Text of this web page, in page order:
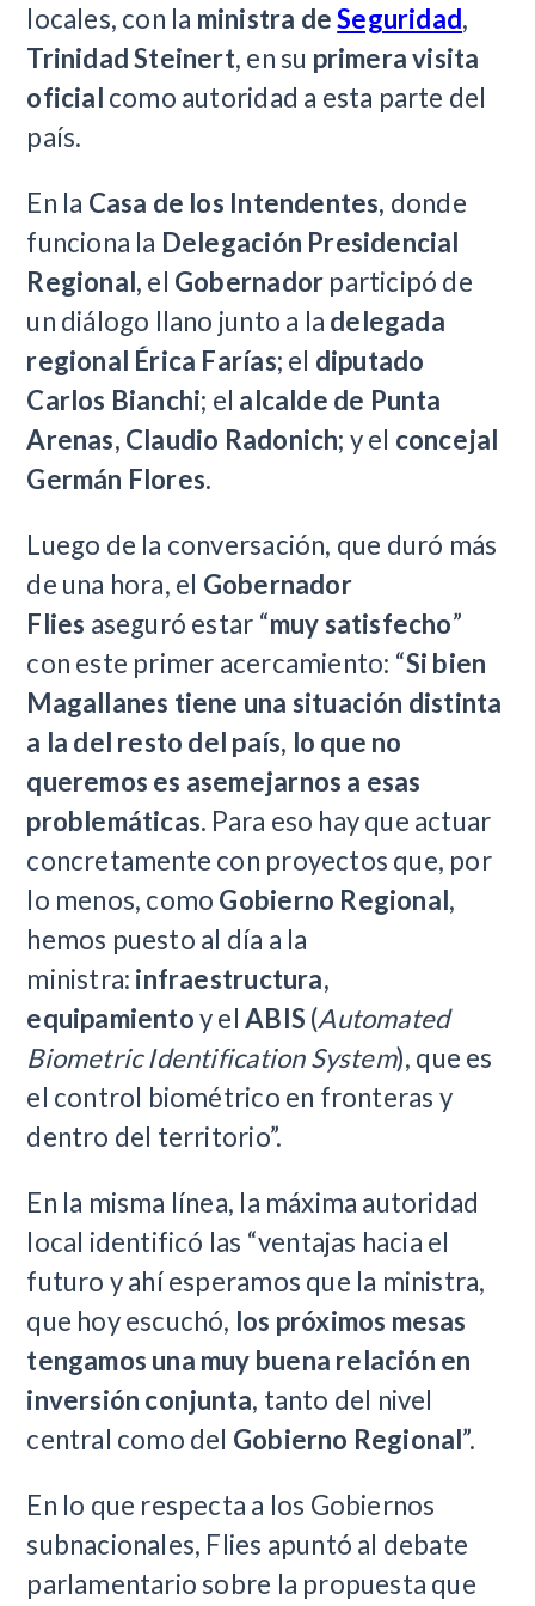
locales, con la ministra deSeguridad,
Trinidad Steinert, en su primera visita
oficial como autoridad a esta parte del
país.
En la Casa de los Intendentes, donde
funciona la Delegación Presidencial
Regional, el Gobernador participó de
un diálogo llano junto a la delegada
regional Érica Farías; el diputado
Carlos Bianchi; el alcalde de Punta
Arenas, Claudio Radonich; y el concejal
Germán Flores.
Luego de la conversación, que duró más
de una hora, el Gobernador
Flies aseguró estar “muy satisfecho”
con este primer acercamiento: “Si bien
Magallanes tiene una situación distinta
a la del resto del país, lo que no
queremos es asemejarnos a esas
problemáticas. Para eso hay que actuar
concretamente con proyectos que, por
lo menos, como Gobierno Regional,
hemos puesto al día a la
ministra: infraestructura,
equipamientoy elABIS (Automated
Biometric Identification System), que es
el control biométrico en fronteras y
dentro del territorio”.
En la misma línea, la máxima autoridad
local identificó las “ventajas hacia el
futuro y ahí esperamos que la ministra,
que hoy escuchó, los próximos mesas
tengamos una muy buena relación en
inversión conjunta, tanto del nivel
central como del Gobierno Regional”.
​En lo que respecta a los Gobiernos
subnacionales, Flies apuntó al debate
parlamentario sobre la propuesta que